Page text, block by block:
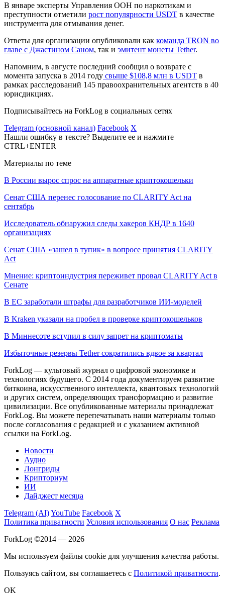
В январе эксперты Управления ООН по наркотикам и
преступности отметили рост популярности USDT в качестве
инструмента для отмывания денег.
Ответы для организации опубликовали как команда TRON во
главе с Джастином Саном, так и эмитент монеты Tether.
Напомним, в августе последний сообщил о возврате с
момента запуска в 2014 году свыше $108,8 млн в USDT в
рамках расследований 145 правоохранительных агентств в 40
юрисдикциях.
Подписывайтесь на ForkLog в социальных сетях
Telegram (основной канал) Facebook X
Нашли ошибку в тексте? Выделите ее и нажмите
CTRL+ENTER
Материалы по теме
В России вырос спрос на аппаратные криптокошельки
Сенат США перенес голосование по CLARITY Act на
сентябрь
Исследователь обнаружил следы хакеров КНДР в 1640
организациях
Сенат США «зашел в тупик» в вопросе принятия CLARITY
Act
Мнение: криптоиндустрия переживет провал CLARITY Act в
Сенате
В ЕС заработали штрафы для разработчиков ИИ-моделей
В Kraken указали на пробел в проверке криптокошельков
В Миннесоте вступил в силу запрет на криптоматы
Избыточные резервы Tether сократились вдвое за квартал
ForkLog — культовый журнал о цифровой экономике и
технологиях будущего. С 2014 года документируем развитие
биткоина, искусственного интеллекта, квантовых технологий
и других систем, определяющих трансформацию и развитие
цивилизации. Все опубликованные материалы принадлежат
ForkLog. Вы можете перепечатывать наши материалы только
после согласования с редакцией и с указанием активной
ссылки на ForkLog.
Новости
Аудио
Лонгриды
Крипториум
ИИ
Дайджест месяца
Telegram (AI)YouTube Facebook X
Политика приватности Условия использования О нас Реклама
ForkLog ©2014 — 2026
Мы используем файлы cookie для улучшения качества работы.
Пользуясь сайтом, вы соглашаетесь с Политикой приватности.
OK